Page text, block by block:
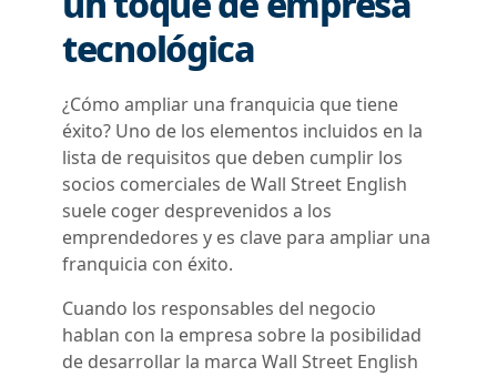
tecnológica
¿Cómo ampliar una franquicia que tiene
éxito? Uno de los elementos incluidos en la
lista de requisitos que deben cumplir los
socios comerciales de Wall Street English
suele coger desprevenidos a los
emprendedores y es clave para ampliar una
franquicia con éxito.
Cuando los responsables del negocio
hablan con la empresa sobre la posibilidad
de desarrollar la marca Wall Street English